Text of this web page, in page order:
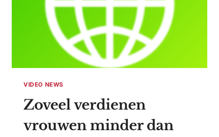
VIDEO NEWS
Zoveel verdienen
vrouwen minder dan